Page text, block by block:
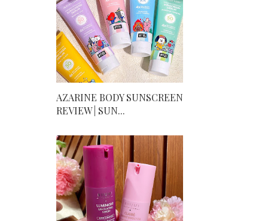
AZARINE BODY SUNSCREEN
REVIEW | SUN...